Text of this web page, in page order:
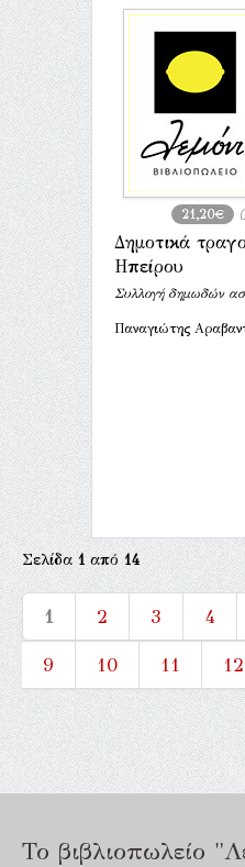
21,20€
Δημοτικά
Ηπείρου
Συλλογή δημωδών
Παναγιώτης
Σελίδα1από14
1 2 3 4
9
10 11 12
Το βιβλιοπωλείο